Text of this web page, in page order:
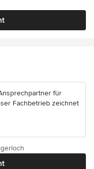
für
Fachbetrieb zeichnet